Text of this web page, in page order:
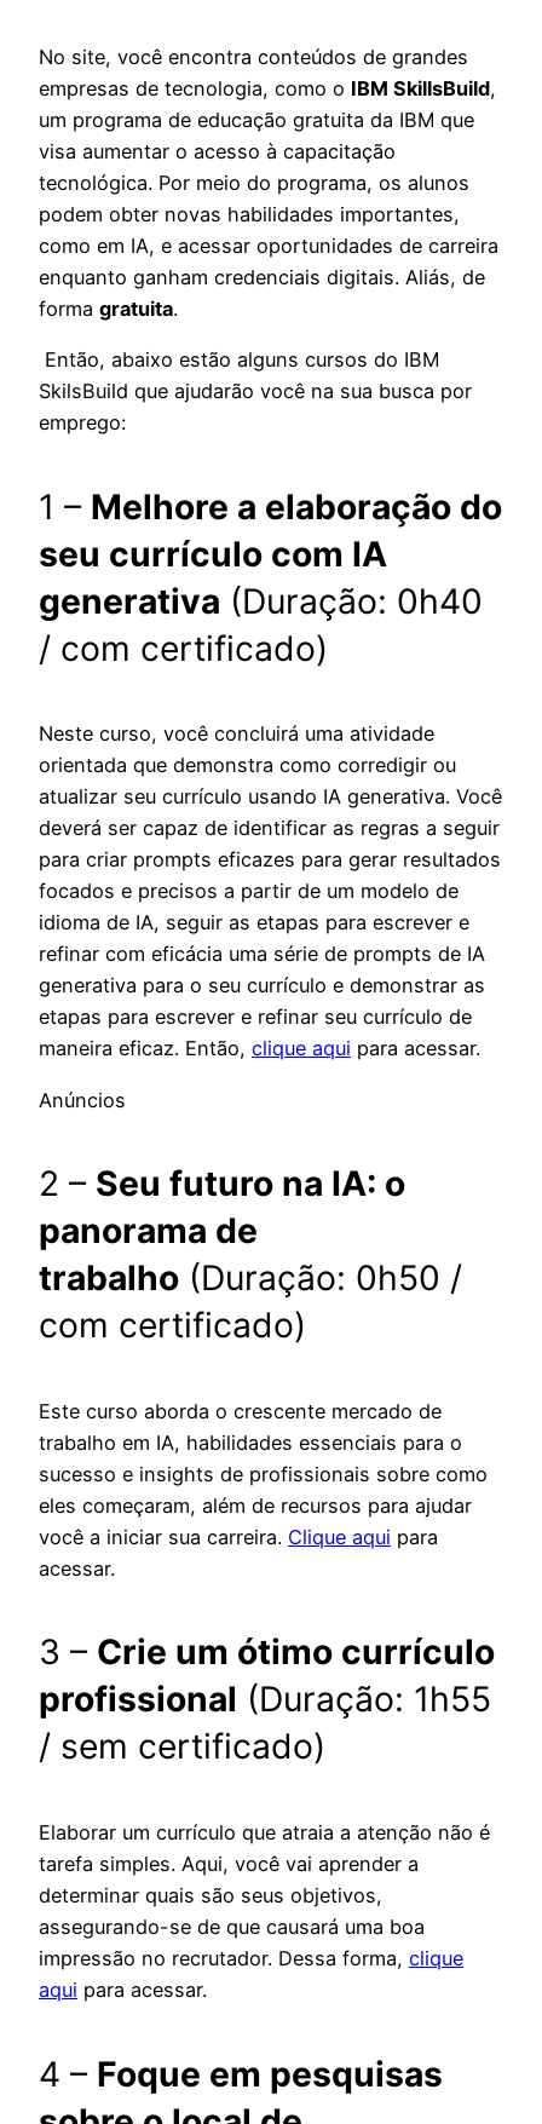
No site, você encontra conteúdos de grandes
empresas de tecnologia, como o IBM SkillsBuild,
um programa de educação gratuita da IBM que
visa aumentar o acesso à capacitação
tecnológica. Por meio do programa, os alunos
podem obter novas habilidades importantes,
como em IA, e acessar oportunidades de carreira
enquanto ganham credenciais digitais. Aliás, de
forma gratuita.
Então, abaixo estão alguns cursos do IBM
SkilsBuild que ajudarão você na sua busca por
emprego:
1 – Melhore a elaboração do
seu currículo com IA
generativa (Duração: 0h40
/ com certificado)
Neste curso, você concluirá uma atividade
orientada que demonstra como corredigir ou
atualizar seu currículo usando IA generativa. Você
deverá ser capaz de identificar as regras a seguir
para criar prompts eficazes para gerar resultados
focados e precisos a partir de um modelo de
idioma de IA, seguir as etapas para escrever e
refinar com eficácia uma série de prompts de IA
generativa para o seu currículo e demonstrar as
etapas para escrever e refinar seu currículo de
maneira eficaz. Então, clique aqui para acessar.
Anúncios
2 – Seu futuro na IA: o
panorama de
trabalho (Duração: 0h50 /
com certificado)
Este curso aborda o crescente mercado de
trabalho em IA, habilidades essenciais para o
sucesso e insights de profissionais sobre como
eles começaram, além de recursos para ajudar
você a iniciar sua carreira. Clique aqui para
acessar.
3 – Crie um ótimo currículo
profissional (Duração: 1h55
/ sem certificado)
Elaborar um currículo que atraia a atenção não é
tarefa simples. Aqui, você vai aprender a
determinar quais são seus objetivos,
assegurando-se de que causará uma boa
impressão no recrutador. Dessa forma, clique
aqui para acessar.
4 – Foque em pesquisas